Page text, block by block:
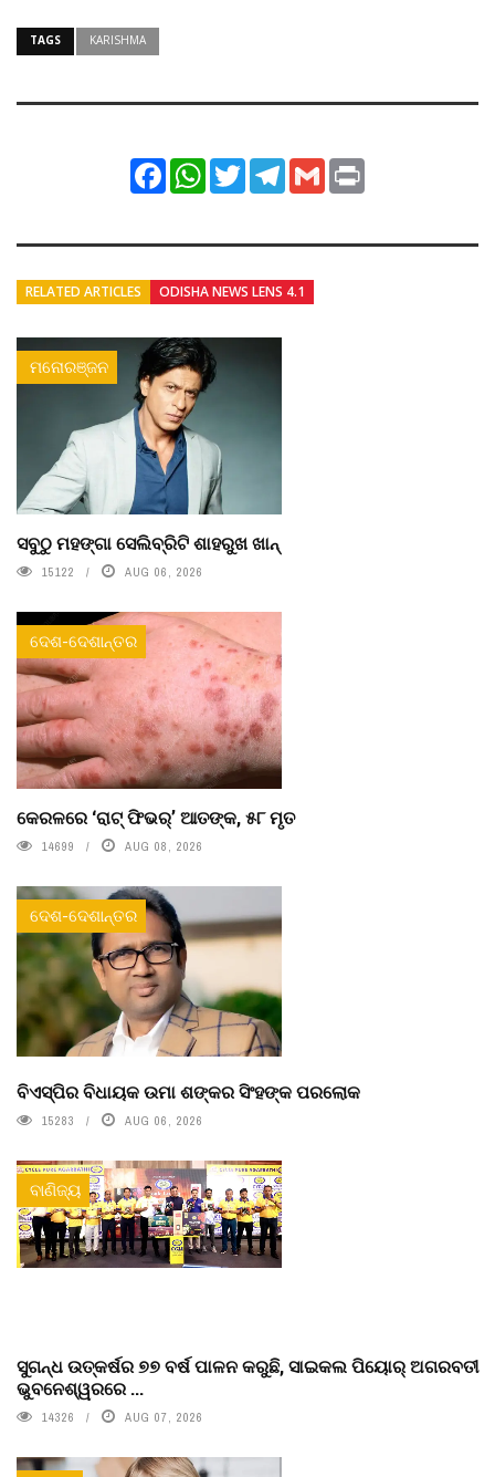
TAGS KARISHMA
FacebookWhatsApp
TwitterTelegram
Gmail
RELATED ARTICLES ODISHA NEWS LENS 4.1
ମନୋରଞ୍ଜନ
ସବୁଠୁ ମହଙ୍ଗା ସେଲିବ୍ରିଟି ଶାହରୁଖ ଖାନ୍
15122 AUG 06, 2026
ଦେଶ-ଦେଶାନ୍ତର
କେରଳରେ ‘ରାଟ୍ ଫିଭର୍’ ଆତଙ୍କ, ୫୮ ମୃତ
14699 AUG 08, 2026
ଦେଶ-ଦେଶାନ୍ତର
ବିଏସ୍‌ପିର ବିଧାୟକ ଉମା ଶଙ୍କର ସିଂହଙ୍କ ପରଲୋକ
15283 AUG 06, 2026
ବାଣିଜ୍ୟ
ସୁଗନ୍ଧ ଉତ୍କର୍ଷର ୭୭ ବର୍ଷ ପାଳନ କରୁଛି, ସାଇକଲ ପିୟୋର୍‌ ଅଗରବତୀ
ଭୁବନେଶ୍ୱରରେ ...
14326 AUG 07, 2026